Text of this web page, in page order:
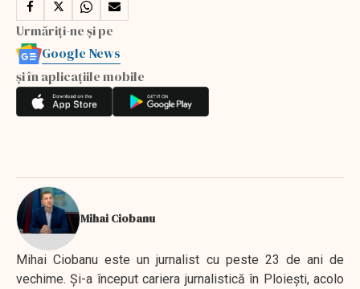
Urmăriți-ne și pe
Google News
și în aplicațiile mobile
Mihai Ciobanu
Mihai Ciobanu este un jurnalist cu peste 23 de ani de
vechime. Şi-a început cariera jurnalistică în Ploieşti, acolo